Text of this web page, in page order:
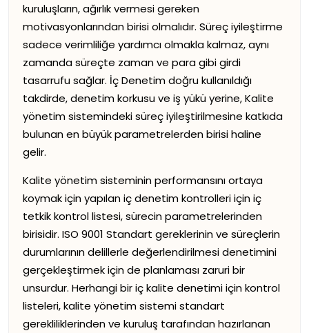
kuruluşların, ağırlık vermesi gereken
motivasyonlarından birisi olmalıdır. Süreç iyileştirme
sadece verimliliğe yardımcı olmakla kalmaz, aynı
zamanda süreçte zaman ve para gibi girdi
tasarrufu sağlar. İç Denetim doğru kullanıldığı
takdirde, denetim korkusu ve iş yükü yerine, Kalite
yönetim sistemindeki süreç iyileştirilmesine katkıda
bulunan en büyük parametrelerden birisi haline
gelir.
Kalite yönetim sisteminin performansını ortaya
koymak için yapılan iç denetim kontrolleri için iç
tetkik kontrol listesi, sürecin parametrelerinden
birisidir. ISO 9001 Standart gereklerinin ve süreçlerin
durumlarının delillerle değerlendirilmesi denetimini
gerçekleştirmek için de planlaması zaruri bir
unsurdur. Herhangi bir iç kalite denetimi için kontrol
listeleri, kalite yönetim sistemi standart
gerekliliklerinden ve kuruluş tarafından hazırlanan